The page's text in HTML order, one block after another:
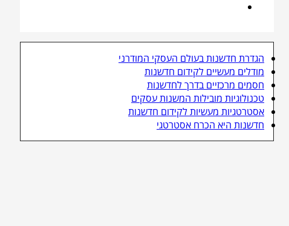
הגדרת חדשנות בעולם העסקי המודרני
מודלים מעשיים לקידום חדשנות
חסמים מרכזיים בדרך לחדשנות
טכנולוגיות מובילות המשנות עסקים
אסטרטגיות מעשיות לקידום חדשנות
חדשנות היא הכרח אסטרטגי